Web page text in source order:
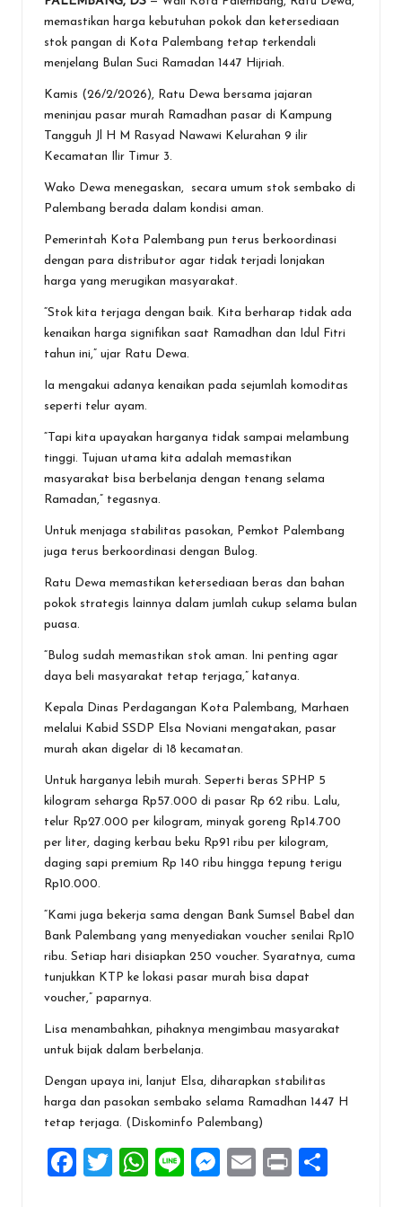
ce
b
o
o
k
tt
er
at
s
A
p
p
e
se
n
g
er
ai
l
t
ar
memastikan harga kebutuhan pokok dan ketersediaan
stok pangan di Kota Palembang tetap terkendali
menjelang Bulan Suci Ramadan 1447 Hijriah.
Kamis (26/2/2026), Ratu Dewa bersama jajaran
meninjau pasar murah Ramadhan pasar di Kampung
Tangguh Jl H M Rasyad Nawawi Kelurahan 9 ilir
Kecamatan Ilir Timur 3.
Wako Dewa menegaskan, secara umum stok sembako di
Palembang berada dalam kondisi aman.
Pemerintah Kota Palembang pun terus berkoordinasi
dengan para distributor agar tidak terjadi lonjakan
harga yang merugikan masyarakat.
“Stok kita terjaga dengan baik. Kita berharap tidak ada
kenaikan harga signifikan saat Ramadhan dan Idul Fitri
tahun ini,” ujar Ratu Dewa.
Ia mengakui adanya kenaikan pada sejumlah komoditas
seperti telur ayam.
“Tapi kita upayakan harganya tidak sampai melambung
tinggi. Tujuan utama kita adalah memastikan
masyarakat bisa berbelanja dengan tenang selama
Ramadan,” tegasnya.
Untuk menjaga stabilitas pasokan, Pemkot Palembang
juga terus berkoordinasi dengan Bulog.
Ratu Dewa memastikan ketersediaan beras dan bahan
pokok strategis lainnya dalam jumlah cukup selama bulan
puasa.
“Bulog sudah memastikan stok aman. Ini penting agar
daya beli masyarakat tetap terjaga,” katanya.
Kepala Dinas Perdagangan Kota Palembang, Marhaen
melalui Kabid SSDP Elsa Noviani mengatakan, pasar
murah akan digelar di 18 kecamatan.
Untuk harganya lebih murah. Seperti beras SPHP 5
kilogram seharga Rp57.000 di pasar Rp 62 ribu. Lalu,
telur Rp27.000 per kilogram, minyak goreng Rp14.700
per liter, daging kerbau beku Rp91 ribu per kilogram,
daging sapi premium Rp 140 ribu hingga tepung terigu
Rp10.000.
“Kami juga bekerja sama dengan Bank Sumsel Babel dan
Bank Palembang yang menyediakan voucher senilai Rp10
ribu. Setiap hari disiapkan 250 voucher. Syaratnya, cuma
tunjukkan KTP ke lokasi pasar murah bisa dapat
voucher,” paparnya.
Lisa menambahkan, pihaknya mengimbau masyarakat
untuk bijak dalam berbelanja.
Dengan upaya ini, lanjut Elsa, diharapkan stabilitas
harga dan pasokan sembako selama Ramadhan 1447 H
tetap terjaga. (Diskominfo Palembang)
F
T
W
Li
M
E
Pr